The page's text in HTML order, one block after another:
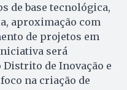
de base tecnológica,
aproximação com
de projetos em
será
Distrito de Inovação e
na criação de